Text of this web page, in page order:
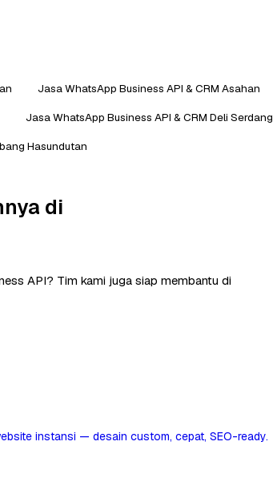
Jasa WhatsApp Business API & CRM Asahan
Jasa WhatsApp Business API & CRM Deli Serdang
Hasundutan
di
API? Tim kami juga siap membantu di
instansi — desain custom, cepat, SEO-ready.